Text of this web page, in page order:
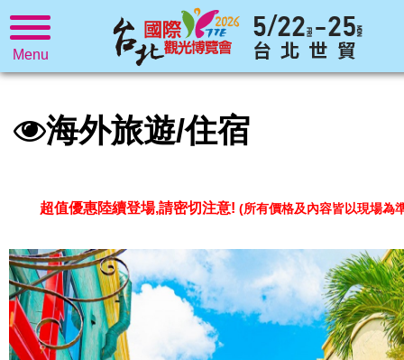
Menu
海外旅遊/住宿
超值優惠陸續登場,請密切注意! (所有價格及內容皆以現場為